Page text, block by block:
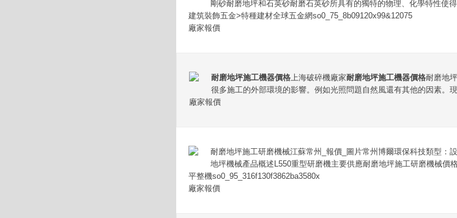
剛砂耐磨地坪和石英砂耐磨石英砂所具有的獨特的物理、化學特性使
建筑裝飾五金>特種建材全球五金網so0_75_8b09120x99&12075
廠家報價
耐磨地坪施工機器價格上海破碎機廠家耐磨地坪施工機器價格耐磨地
很多施工的外部環境的影響。例如光照問題自然風還有其他的因素。
廠家報價
耐磨地坪施工研磨機械江蘇常州_報價_圖片常州博爾環保科技類型：
地坪機械產品概述L550重型研磨機主要供應耐磨地坪施工研磨機械價
平整機so0_95_316f130f3862ba3580x
廠家報價